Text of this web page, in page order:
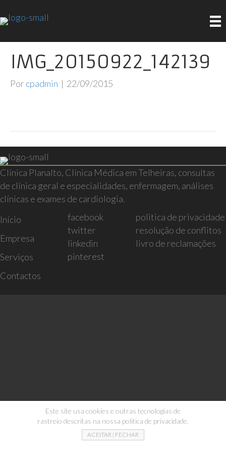
IMG_20150922_142139
Por cpadmin | 22/09/2015
Clínica Planalto, Clínica Médica em Telheiras, consultas
de clínica geral e especialidades, enfermagem, análises
clínicas e exames de cardiologia.
Início
Empresa
Serviços
Contactos
facebook
twitter
linkedin
pinterest
politica de privacidade
resolução de conflitos
livro de reclamações
Este site usa cookies e outras tecnologias de
rastreio descritas na nossa politica de privacidade.
ACEITAR | FECHAR